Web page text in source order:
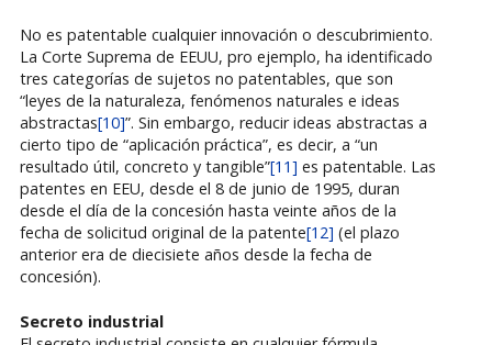
No es patentable cualquier innovación o descubrimiento.
La Corte Suprema de EEUU, pro ejemplo, ha identificado
tres categorías de sujetos no patentables, que son
“leyes de la naturaleza, fenómenos naturales e ideas
abstractas[10]”. Sin embargo, reducir ideas abstractas a
cierto tipo de “aplicación práctica”, es decir, a “un
resultado útil, concreto y tangible”[11] es patentable. Las
patentes en EEU, desde el 8 de junio de 1995, duran
desde el día de la concesión hasta veinte años de la
fecha de solicitud original de la patente[12] (el plazo
anterior era de diecisiete años desde la fecha de
concesión).
Secreto industrial